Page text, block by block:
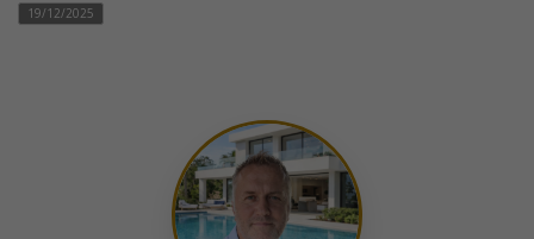
19/12/2025